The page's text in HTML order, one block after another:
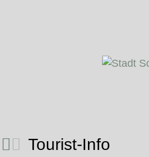
Tourist-Info